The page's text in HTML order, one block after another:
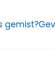
gemist?